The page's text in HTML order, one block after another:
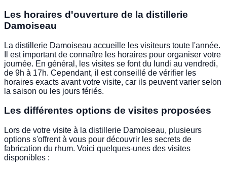
Les horaires d'ouverture de la distillerie
Damoiseau
La distillerie Damoiseau accueille les visiteurs toute l'année.
Il est important de connaître les horaires pour organiser votre
journée. En général, les visites se font du lundi au vendredi,
de 9h à 17h. Cependant, il est conseillé de vérifier les
horaires exacts avant votre visite, car ils peuvent varier selon
la saison ou les jours fériés.
Les différentes options de visites proposées
Lors de votre visite à la distillerie Damoiseau, plusieurs
options s'offrent à vous pour découvrir les secrets de
fabrication du rhum. Voici quelques-unes des visites
disponibles :